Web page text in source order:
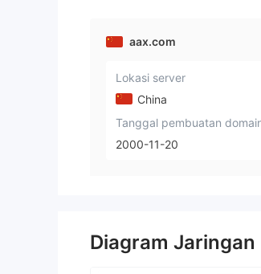
aax.com
Lokasi server
China
Tanggal pembuatan
2000-11-20
Diagram Jaringan